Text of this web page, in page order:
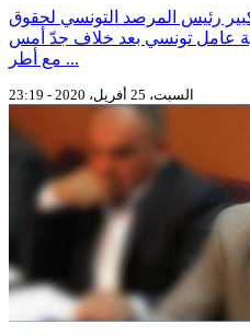
رئيس المرصد التونسي لحقوق
عامل تونسي بعد خلاف جدّ أمس
مع أطر ...
السبت، 25 أفريل، 2020 - 23:19